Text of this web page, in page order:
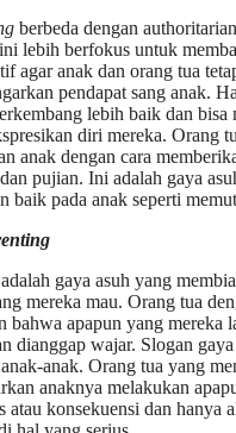
berbeda dengan
lebih berfokus untuk
agar anak dan orang tua
pendapat sang anak.
lebih baik dan bisa
diri mereka. Orang
anak dengan cara
pujian. Ini adalah gaya
baik pada anak seperti
adalah gaya asuh yang
mereka mau. Orang tua
apapun yang mereka
dianggap wajar. Slogan
anak. Orang tua yang
anaknya melakukan
atau konsekuensi dan hanya